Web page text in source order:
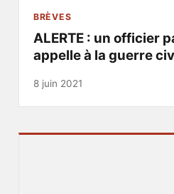
BRÈVES
ALERTE : un officier
appelle à la guerre
8 juin 2021